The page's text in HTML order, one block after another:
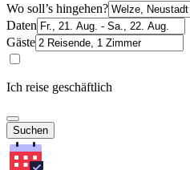
Wo soll’s hingehen?
Daten
Gäste
Ich reise geschäftlich
Suchen